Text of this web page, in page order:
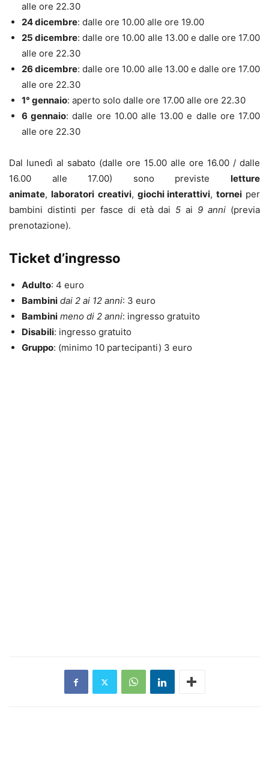
alle ore 22.30
24 dicembre: dalle ore 10.00 alle ore 19.00
25 dicembre: dalle ore 10.00 alle 13.00 e dalle ore 17.00
alle ore 22.30
26 dicembre: dalle ore 10.00 alle 13.00 e dalle ore 17.00
alle ore 22.30
1° gennaio: aperto solo dalle ore 17.00 alle ore 22.30
6 gennaio: dalle ore 10.00 alle 13.00 e dalle ore 17.00
alle ore 22.30
Dal lunedì al sabato (dalle ore 15.00 alle ore 16.00 / dalle
16.00 alle 17.00) sono previste letture
animate, laboratori creativi, giochi interattivi,tornei per
bambini distinti per fasce di età dai 5ai 9 anni (previa
prenotazione).
Ticket d’ingresso
Adulto: 4 euro
Bambini dai 2 ai 12 anni: 3 euro
Bambini meno di 2 anni: ingresso gratuito
Disabili: ingresso gratuito
Gruppo: (minimo 10 partecipanti) 3 euro